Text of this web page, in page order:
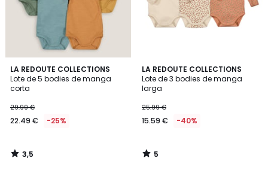
LA REDOUTE COLLECTIONS
Lote de 5 bodies de manga
corta
29.99 €
22.49 € -25%
3,5
/ 5
3,5
/
LA REDOUTE COLLECTIONS
Lote de 3 bodies de manga
larga
25.99 €
15.59 € -40%
5
/
5
5
/